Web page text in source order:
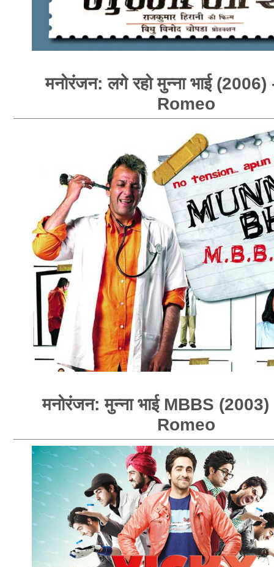
मनोरंजन: लगे रहो मुन्ना भाई
Romeo
मनोरंजन: मुन्ना भाई MBBS
Romeo